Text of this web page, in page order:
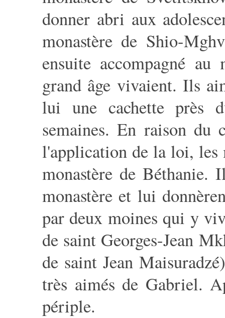
donner abri aux
monastère de Shio-
ensuite accompagné
grand âge vivaient. Ils
lui une cachette près
semaines. En raison du
l'application de la loi, les
monastère de Béthanie.
monastère et lui
par deux moines qui y
de saint Georges-Jean
de saint Jean
très aimés de Gabriel.
périple.